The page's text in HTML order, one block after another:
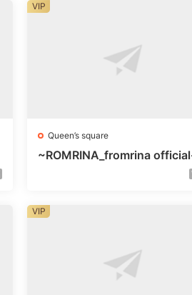
Queen’s square
~ROMRINA_fromrina
VIP
VIP